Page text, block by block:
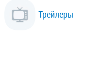
Трейлеры